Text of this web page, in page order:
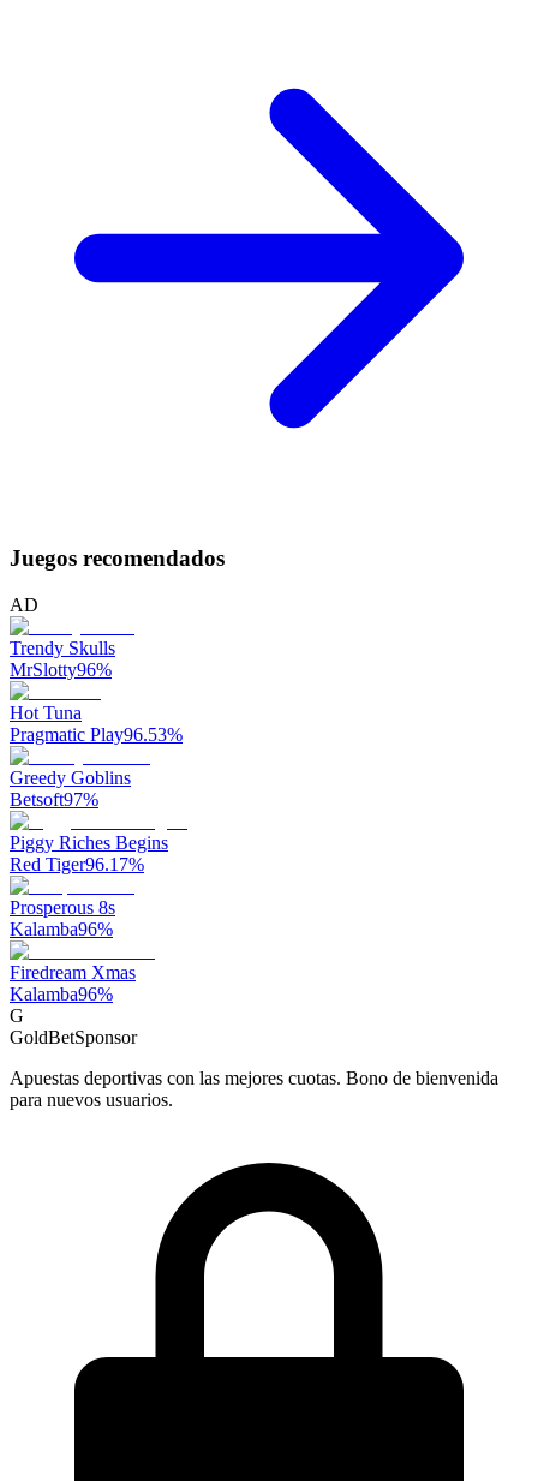
Juegos recomendados
AD
Trendy Skulls
MrSlotty96%
Hot Tuna
Pragmatic Play96.53%
Greedy Goblins
Betsoft97%
Piggy Riches Begins
Red Tiger96.17%
Prosperous 8s
Kalamba96%
Firedream Xmas
Kalamba96%
G
GoldBetSponsor
Apuestas deportivas con las mejores cuotas. Bono de bienvenida
para nuevos usuarios.